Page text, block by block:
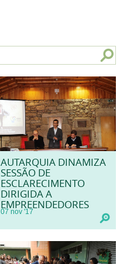
AUTARQUIA DINAMIZA
SESSÃO DE
ESCLARECIMENTO
DIRIGIDA A
EMPREENDEDORES
07 nov '17